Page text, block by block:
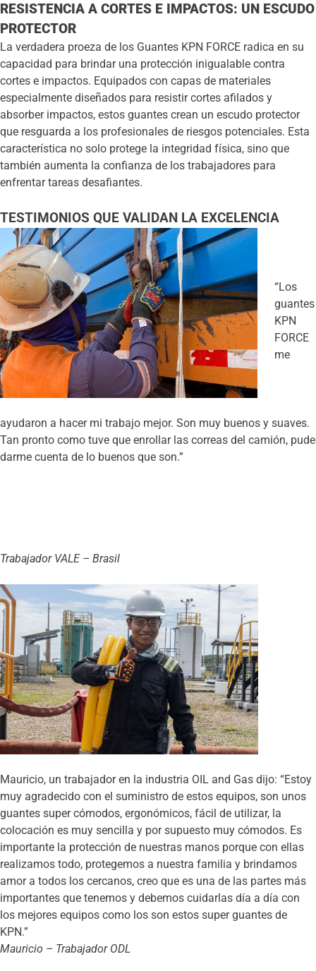
RESISTENCIA A CORTES E IMPACTOS: UN ESCUDO
PROTECTOR
La verdadera proeza de los Guantes KPN FORCE radica en su
capacidad para brindar una protección inigualable contra
cortes e impactos. Equipados con capas de materiales
especialmente diseñados para resistir cortes afilados y
absorber impactos, estos guantes crean un escudo protector
que resguarda a los profesionales de riesgos potenciales. Esta
característica no solo protege la integridad física, sino que
también aumenta la confianza de los trabajadores para
enfrentar tareas desafiantes.
TESTIMONIOS QUE VALIDAN LA EXCELENCIA
“Los
guantes
KPN
FORCE
me
ayudaron a hacer mi trabajo mejor. Son muy buenos y suaves.
Tan pronto como tuve que enrollar las correas del camión, pude
darme cuenta de lo buenos que son.”
Trabajador VALE – Brasil
Mauricio, un trabajador en la industria OIL and Gas dijo: “Estoy
muy agradecido con el suministro de estos equipos, son unos
guantes super cómodos, ergonómicos, fácil de utilizar, la
colocación es muy sencilla y por supuesto muy cómodos. Es
importante la protección de nuestras manos porque con ellas
realizamos todo, protegemos a nuestra familia y brindamos
amor a todos los cercanos, creo que es una de las partes más
importantes que tenemos y debemos cuidarlas día a día con
los mejores equipos como los son estos super guantes de
KPN.”
Mauricio – Trabajador ODL